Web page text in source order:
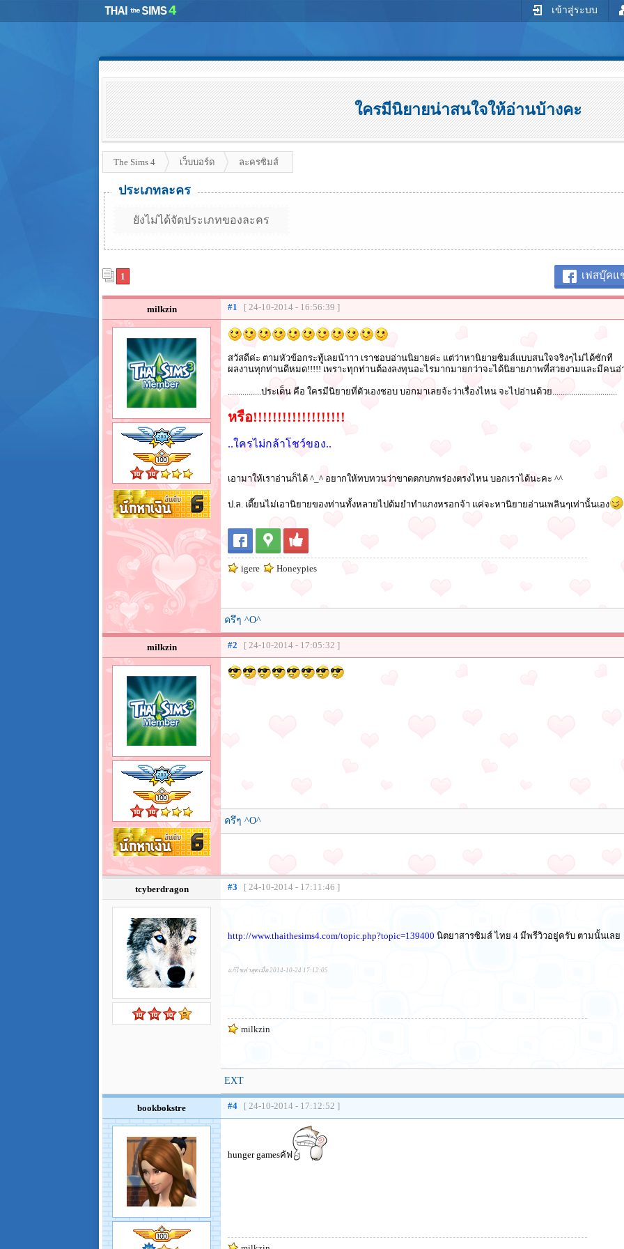
เข้าสู่ระบบ
ใครมีนิยายน่าสนใจให้อ่านบ้างคะ
The Sims 4 เว็บบอร์ด ละครซิมส์
ประเภทละคร
ยังไม่ได้จัดประเภทของละคร
เฟสบุ๊คแ
1
milkzin #1 [ 24-10-2014 - 16:56:39 ]
สวัสดีค่ะ ตามหัวข้อกระทู้เลยน้าาา เราชอบอ่านนิยายค่ะ แต่ว่าหานิยายซิมส์แบบสนใจจริงๆไม่ได้ซักที
ผลงานทุกท่านดีหมด!!!!! เพราะทุกท่านต้องลงทุนอะไรมากมายกว่าจะได้นิยายภาพที่สวยงามและมีคนอ่
................ประเด็น คือ ใครมีนิยายที่ตัวเองชอบ บอกมาเลยจ้ะว่าเรื่องไหน จะไปอ่านด้วย...............................
หรือ!!!!!!!!!!!!!!!!!!!
..ใครไม่กล้าโชว์ของ..
เอามาให้เราอ่านก็ได้ ^_^ อยากให้ทบทวนว่าขาดตกบกพร่องตรงไหน บอกเราได้นะคะ ^^
ป.ล. เดี๊ยนไม่เอานิยายของท่านทั้งหลายไปต้มยำทำแกงหรอกจ้า แค่จะหานิยายอ่านเพลินๆเท่านั้นเอง
igere Honeypies
ครึๆ ^O^
milkzin #2 [ 24-10-2014 - 17:05:32 ]
ครึๆ ^O^
tcyberdragon #3 [ 24-10-2014 - 17:11:46 ]
http://www.thaithesims4.com/topic.php?topic=139400 นิตยาสารซิมส์ ไทย 4 มีพรีวิวอยู่ครับ ตามนั้นเลย
แก้ไขล่าสุดเมื่อ 2014-10-24 17:12:05
milkzin
EXT
bookbokstre #4 [ 24-10-2014 - 17:12:52 ]
hunger gamesคัฟ